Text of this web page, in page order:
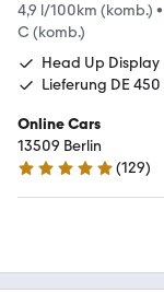
4,9 l/100km (komb.) •
C (komb.)
Head Up Display
Lieferung DE 450
Online Cars
13509 Berlin
5 Sterne
(129)